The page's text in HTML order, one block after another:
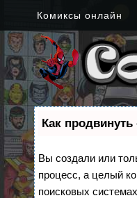
Комиксы онлайн
Как
Вы создали или
процесс, а целый
поисковых